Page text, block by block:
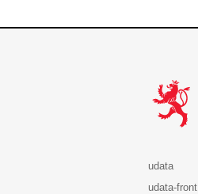
udata
udata-front